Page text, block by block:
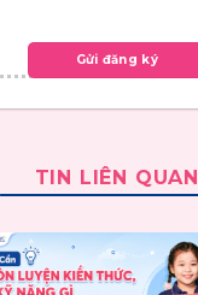
TIN LIÊN QUAN